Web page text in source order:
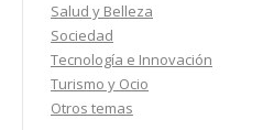
Salud y Belleza
Sociedad
Tecnología e Innovación
Turismo y Ocio
Otros temas